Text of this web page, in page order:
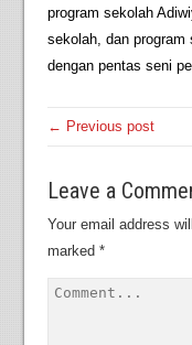
program sekolah
sekolah, dan program
dengan pentas seni
← Previous post
Leave a
Your email address
marked *